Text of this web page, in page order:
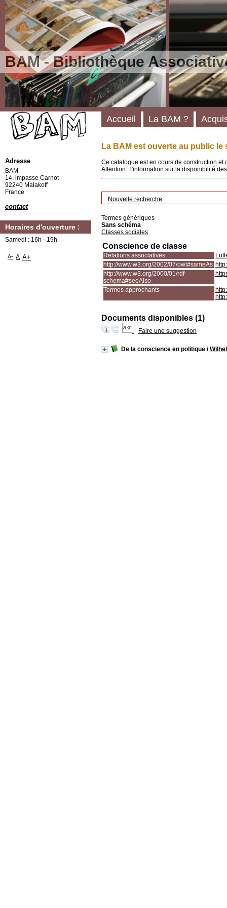
BAM - Bibliothèque
La BAM est ouverte au public le
Ce catalogue est en cours de construction
Attention : l'information sur la disponibilité
Nouvelle recherche
Termes génériques
Sans schéma
Classes sociales
Conscience de classe
Relations associatives
http://www.w3.org/2002/07/owl#sameAs
http://www.w3.org/2000/01/rdf-
schema#seeAlso
Termes approchants
Documents disponibles (1)
Faire une suggestion
De la conscience en politique /
Accueil La BAM ?
Adresse
BAM
14, impasse Carnot
92240 Malakoff
France
contact
Horaires d'ouverture :
Samedi : 16h - 19h
A- A A+